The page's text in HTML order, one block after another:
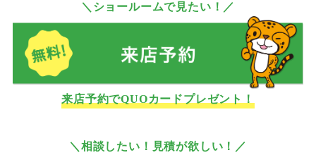
＼ショールームで見たい！／
来店予約でQUOカードプレゼント！
＼相談したい！見積が欲しい！／